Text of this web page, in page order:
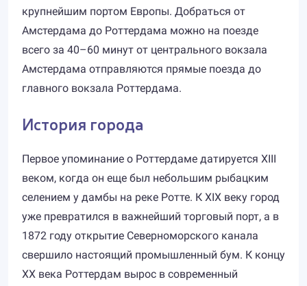
крупнейшим портом Европы. Добраться от
Амстердама до Роттердама можно на поезде
всего за 40–60 минут от центрального вокзала
Амстердама отправляются прямые поезда до
главного вокзала Роттердама.
История города
Первое упоминание о Роттердаме датируется XIII
веком, когда он еще был небольшим рыбацким
селением у дамбы на реке Ротте. К XIX веку город
уже превратился в важнейший торговый порт, а в
1872 году открытие Северноморского канала
свершило настоящий промышленный бум. К концу
XX века Роттердам вырос в современный